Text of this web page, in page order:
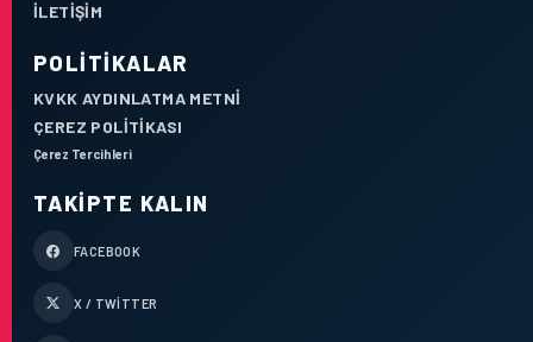
İLETIŞIM
POLITIKALAR
KVKK AYDINLATMA METNI
ÇEREZ POLITIKASI
Çerez Tercihleri
TAKIPTE KALIN
FACEBOOK
X / TWITTER